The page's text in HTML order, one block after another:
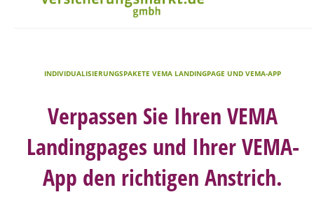
INDIVIDUALISIERUNGSPAKETE VEMA LANDINGPAGE UND VEMA-APP
Verpassen Sie Ihren VEMA
Landingpages und Ihrer VEMA-
App den richtigen Anstrich.